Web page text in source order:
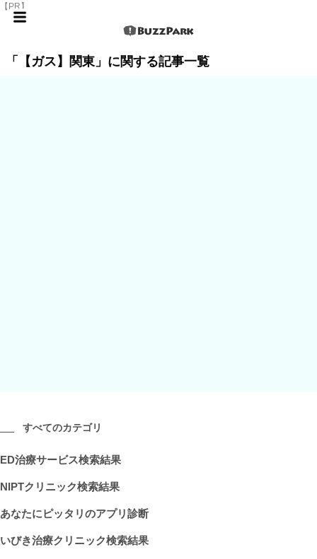
【PR】
「【ガス】関東」に関する記事一覧
すべてのカテゴリ
ED治療サービス検索結果
NIPTクリニック検索結果
あなたにピッタリのアプリ診断
いびき治療クリニック検索結果